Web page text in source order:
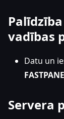
vadības
Datu un
Servera